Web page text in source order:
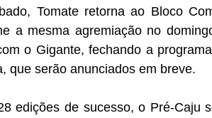
Tomate retorna ao Bloco
a mesma agremiação no
o Gigante, fechando a
que serão anunciados em breve.
edições de sucesso, o Pré-Caju